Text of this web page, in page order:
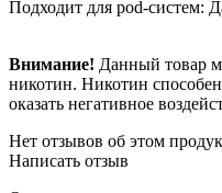
Подходит для pod-систем:
Внимание! Данный товар
никотин. Никотин
оказать негативное
Нет отзывов об этом
Написать отзыв